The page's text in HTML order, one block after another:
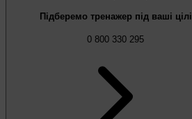
Підберемо тренажер під ваші цілі
0 800 330 295